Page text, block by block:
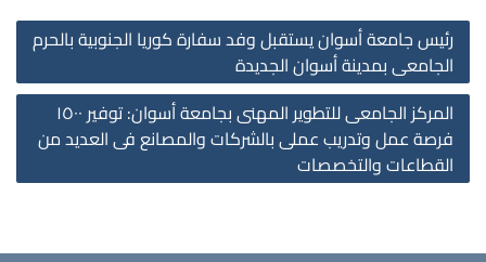
رئيس جامعة أسوان يستقبل وفد سفارة كوريا الجنوبية بالحرم
الجامعى بمدينة أسوان الجديدة
المركز الجامعى للتطوير المهنى بجامعة أسوان: توفير ١٥٠٠
فرصة عمل وتدريب عملى بالشركات والمصانع فى العديد من
القطاعات والتخصصات